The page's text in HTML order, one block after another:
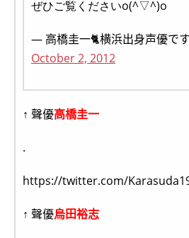
ぜひご覧くださいo(^▽^)o
— 高橋圭一🐈️横浜出身声優で
October 2, 2012
↑ 聲優高橋圭一
.
https://twitter.com/
↑ 聲優烏田裕志